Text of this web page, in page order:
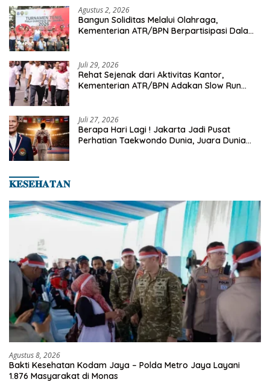
Agustus 2, 2026
Bangun Soliditas Melalui Olahraga,
Kementerian ATR/BPN Berpartisipasi Dalam
Juli 29, 2026
Rehat Sejenak dari Aktivitas Kantor,
Kementerian ATR/BPN Adakan Slow Run
Juli 27, 2026
Berapa Hari Lagi ! Jakarta Jadi Pusat
Perhatian Taekwondo Dunia, Juara Dunia
𝐊𝐄𝐒𝐄𝐇𝐀𝐓𝐀𝐍
Agustus 8, 2026
Bakti Kesehatan Kodam Jaya – Polda Metro Jaya Layani
1.876 Masyarakat di Monas